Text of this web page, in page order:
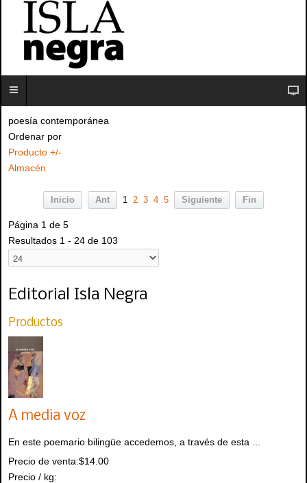
poesía contemporánea
Ordenar por
Producto +/-
Almacén
Inicio Ant 1 2 3 4 5 Siguiente Fin
Página 1 de 5
Resultados 1 - 24 de 103
Editorial Isla Negra
Productos
A media voz
En este poemario bilingüe accedemos, a través de esta ...
Precio de venta:$14.00
Precio / kg: